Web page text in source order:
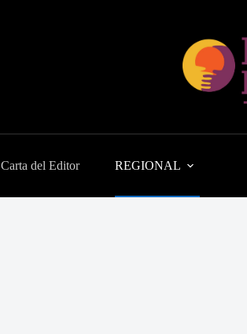
Carta del Editor REGIONAL